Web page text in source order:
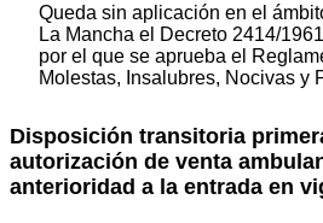
Queda sin aplicación en el
La Mancha el Decreto 2414/
por el que se aprueba el
Molestas, Insalubres, Nocivas y
Disposición transitoria
autorización de venta
anterioridad a la entrada en